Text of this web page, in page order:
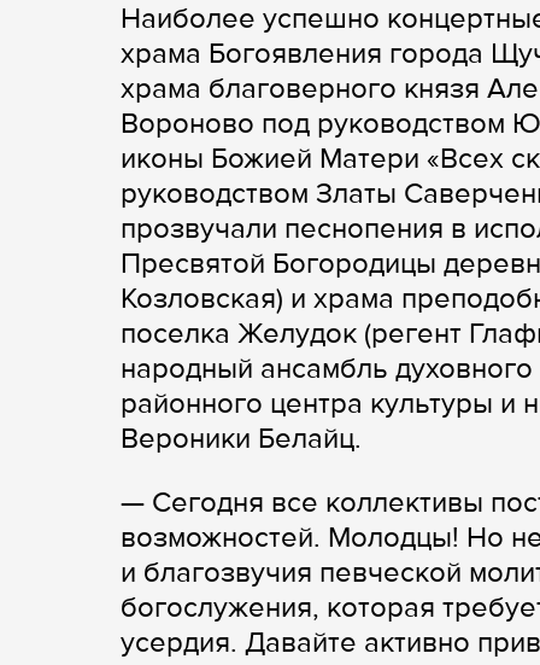
Наиболее успешно
храма Богоявления города
храма благоверного князя
Вороново под руководством
иконы Божией Матери «Всех
руководством Златы
прозвучали песнопения в
Пресвятой Богородицы
Козловская) и храма
поселка Желудок (регент
народный ансамбль
районного центра культуры и
Вероники Белайц.
— Сегодня все коллективы
возможностей. Молодцы! Но
и благозвучия певческой
богослужения, которая
усердия. Давайте активно